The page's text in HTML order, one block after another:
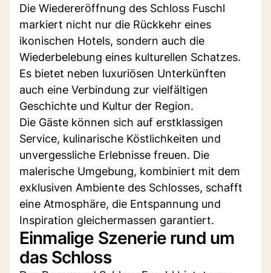
Die Wiedereröffnung des Schloss Fuschl
markiert nicht nur die Rückkehr eines
ikonischen Hotels, sondern auch die
Wiederbelebung eines kulturellen Schatzes.
Es bietet neben luxuriösen Unterkünften
auch eine Verbindung zur vielfältigen
Geschichte und Kultur der Region.
Die Gäste können sich auf erstklassigen
Service, kulinarische Köstlichkeiten und
unvergessliche Erlebnisse freuen. Die
malerische Umgebung, kombiniert mit dem
exklusiven Ambiente des Schlosses, schafft
eine Atmosphäre, die Entspannung und
Inspiration gleichermassen garantiert.
Einmalige Szenerie rund um
das Schloss